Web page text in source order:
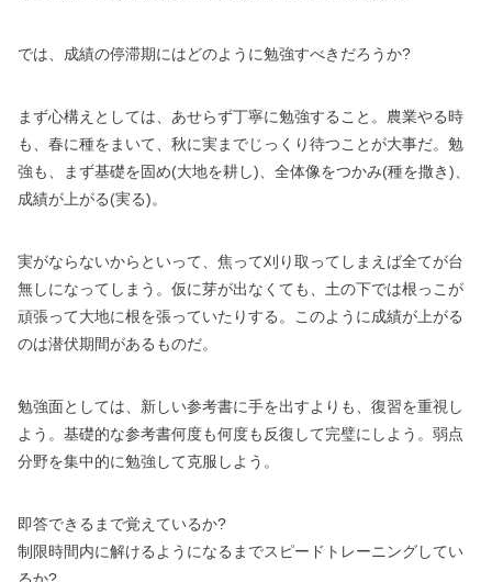
では、成績の停滞期にはどのように勉強すべきだろうか?
まず心構えとしては、あせらず丁寧に勉強すること。農業やる時
も、春に種をまいて、秋に実までじっくり待つことが大事だ。勉
強も、まず基礎を固め(大地を耕し)、全体像をつかみ(種を撒き)、
成績が上がる(実る)。
実がならないからといって、焦って刈り取ってしまえば全てが台
無しになってしまう。仮に芽が出なくても、土の下では根っこが
頑張って大地に根を張っていたりする。このように成績が上がる
のは潜伏期間があるものだ。
勉強面としては、新しい参考書に手を出すよりも、復習を重視し
よう。基礎的な参考書何度も何度も反復して完璧にしよう。弱点
分野を集中的に勉強して克服しよう。
即答できるまで覚えているか?
制限時間内に解けるようになるまでスピードトレーニングしてい